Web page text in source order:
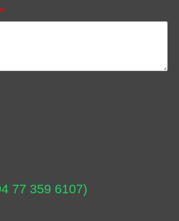
*
77 359 6107)